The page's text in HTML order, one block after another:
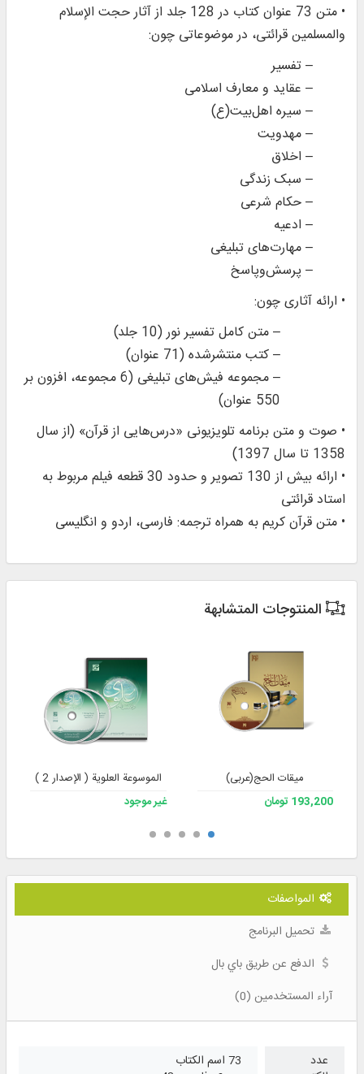
• متن 73 عنوان کتاب در 128 جلد از آثار حجت الإسلام
والمسلمین قرائتی، در موضوعاتی چون:
– تفسیر
– عقاید و معارف اسلامی
– سیره اهل‌بیت(ع)
– مهدویت
– اخلاق
– سبک زندگی
– حکام شرعی
– ادعیه
– مهارت‌های تبلیغی
– پرسش‌وپاسخ
• ارائه آثاری چون:
– متن کامل تفسیر نور (10 جلد)
– کتب منتشر‌شده (71 عنوان)
– مجموعه فیش‌های تبلیغی (6 مجموعه، افزون بر
550 عنوان)
• صوت و متن برنامه تلویزیونی «درس‌هایی از قرآن» (از سال
1358 تا سال 1397)
• ارائه بیش از 130 تصویر و حدود 30 قطعه فیلم مربوط به
استاد قرائتی
• متن قرآن کریم به همراه ترجمه: فارسی، اردو و انگلیسی
المنتوجات المتشابهة
میقات الحج(عربی)
193,200 تومان
الموسوعة العلوية ( الإصدار 2 )
غير موجود
المواصفات
تحميل البرنامج
الدفع عن طريق باي بال
آراء المستخدمين (0)
عدد
73 اسم الكتاب